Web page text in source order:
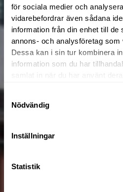
för sociala medier och
vidarebefordrar även sådana
information från din enhet till de
annons- och analysföretag som
Dessa kan i sin tur kombinera
information som du har
samlat in när du har använt
Nödvändig
Inställningar
Statistik